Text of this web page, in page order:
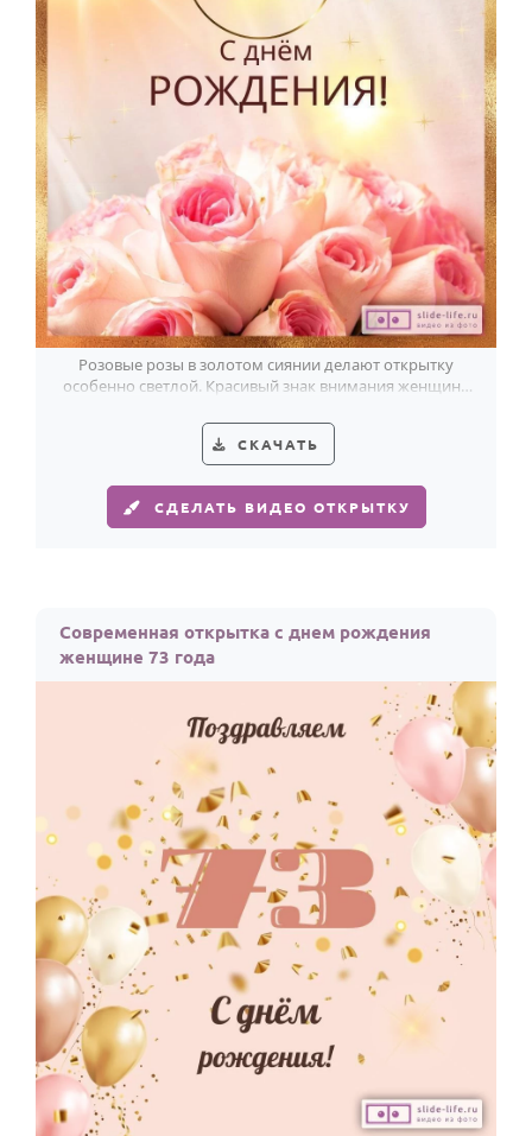
Розовые розы в золотом сиянии делают открытку
особенно светлой. Красивый знак внимания женщине
СКАЧАТЬ
СДЕЛАТЬ ВИДЕО ОТКРЫТКУ
Современная открытка с днем рождения
женщине 73 года